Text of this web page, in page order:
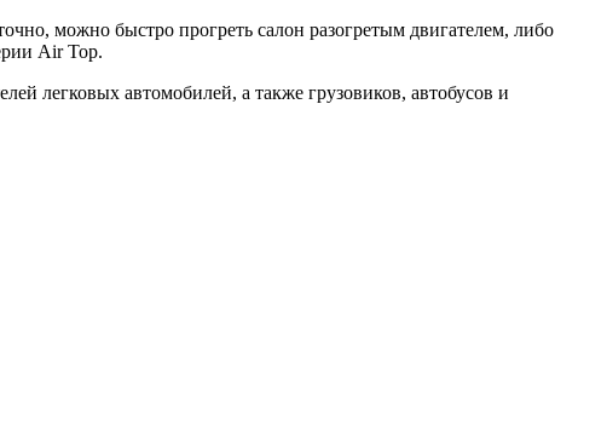
можно быстро прогреть салон разогретым двигателем, либо
Air Top.
легковых автомобилей, а также грузовиков, автобусов и